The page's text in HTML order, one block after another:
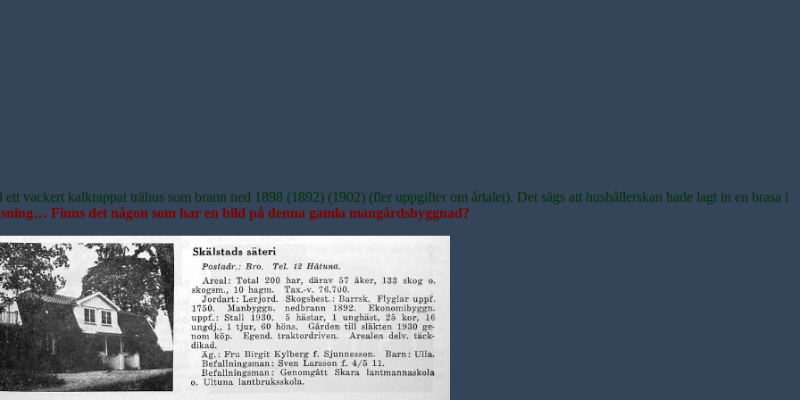
vackert kalkrappat trähus som brann ned 1898 (1892) (1902) (fler uppgifter om årtalet). Det sägs att hushållerskan hade lagt in en brasa i
Finns det någon som har en bild på denna gamla mangårdsbyggnad?